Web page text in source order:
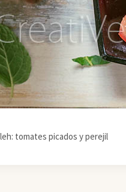
tomates picados y perejil